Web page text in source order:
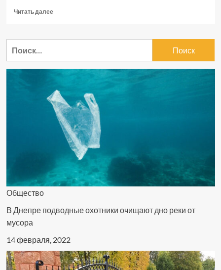
Читать далееПрочитать
Мигранты
мнение
политологов
Общество
В Днепре подводные охотники очищают дно реки от
мусора
14 февраля, 2022